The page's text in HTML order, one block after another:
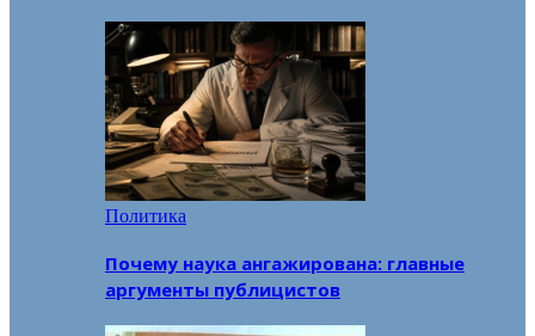
Политика
Почему наука ангажирована: главные
аргументы публицистов